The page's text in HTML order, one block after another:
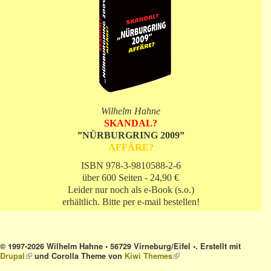
Wilhelm Hahne
SKANDAL?
”NÜRBURGRING 2009”
AFFÄRE?
ISBN 978-3-9810588-2-6
über 600 Seiten - 24,90 €
Leider nur noch als e-Book (s.o.)
erhältlich. Bitte per e-mail bestellen!
© 1997-2026 Wilhelm Hahne • 56729 Virneburg/Eifel •. Erstellt mit
Drupal(link is external)
und Corolla Theme von Kiwi Themes(link is external)